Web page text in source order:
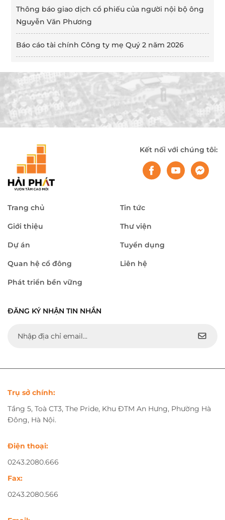
Thông báo giao dịch cổ phiếu của người nội bộ ông
Nguyễn Văn Phương
Báo cáo tài chính Công ty mẹ Quý 2 năm 2026
Kết nối với chúng tôi:
Trang chủ
Giới thiệu
Dự án
Quan hệ cổ đông
Phát triển bền vững
Tin tức
Thư viện
Tuyển dụng
Liên hệ
ĐĂNG KÝ NHẬN TIN NHẮN
Trụ sở chính:
Tầng 5, Toà CT3, The Pride, Khu ĐTM An Hưng, Phường Hà
Đông, Hà Nội.
Điện thoại:
0243.2080.666
Fax:
0243.2080.566